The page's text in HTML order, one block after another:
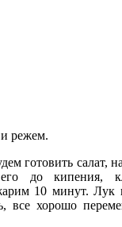
режем.
готовить салат,
до кипения,
10 минут. Лук
все хорошо